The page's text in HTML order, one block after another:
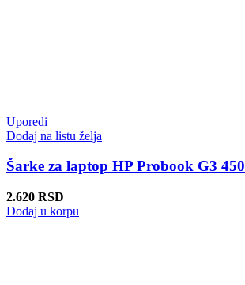
Uporedi
Dodaj na listu želja
Šarke za laptop HP Probook G3 450
2.620 RSD
Dodaj u korpu